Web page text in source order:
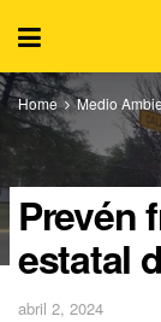
Home Medio
Prevén
estatal
abril 2, 2024